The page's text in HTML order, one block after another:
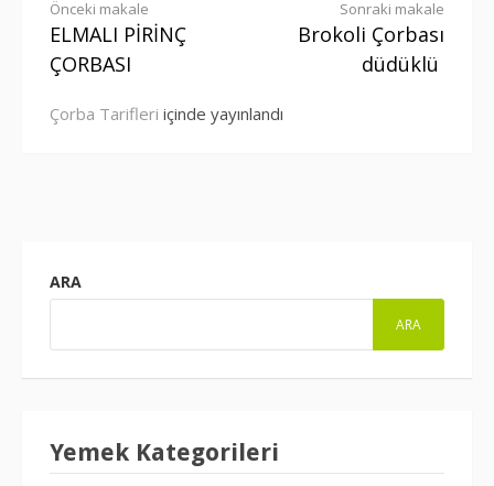
Okumaya
devam
Önceki makale
ELMALI PİRİNÇ
ÇORBASI
Sonraki makale
Brokoli Çorbası
düdüklü
Çorba Tarifleri içinde yayınlandı
ARA
ARA
Yemek Kategorileri